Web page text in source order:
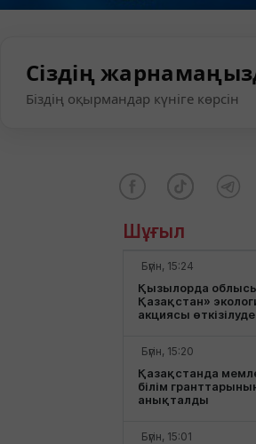
Сіздің
Біздің оқырмандар күніге көрсін
Шұғыл
Бүгін, 15:24
Қызылорда
Қазақстан»
акциясы өткізілуде
Бүгін, 15:20
Қазақстанда
білім
анықталды
Бүгін, 15:01